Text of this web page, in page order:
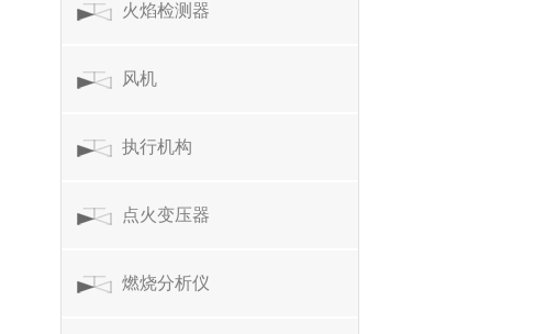
火焰检测器
风机
执行机构
点火变压器
燃烧分析仪